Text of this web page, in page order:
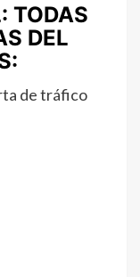
TODAS
DEL
de tráfico